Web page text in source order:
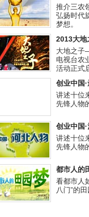
推介三农
弘扬时代
梦想。
2013大地
大地之
电视台农
活动正式
创业中国
讲述十位
先锋人物
创业中国
讲述十位
先锋人物
都市人的
看都市人
八门”的田